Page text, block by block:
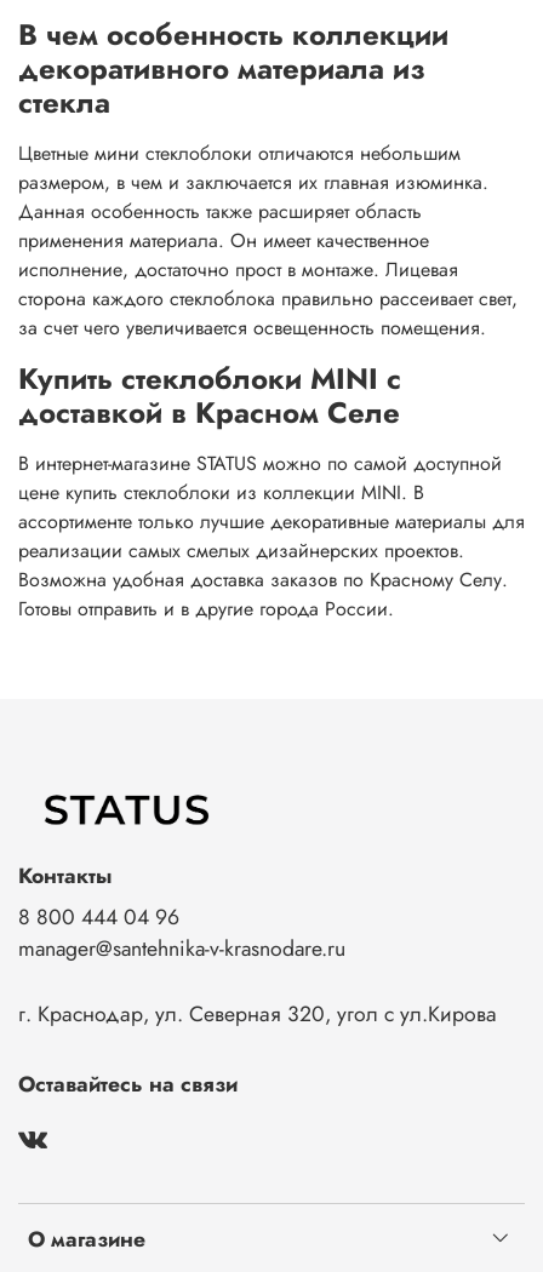
В чем особенность коллекции
декоративного материала из
стекла
Цветные мини стеклоблоки отличаются небольшим
размером, в чем и заключается их главная изюминка.
Данная особенность также расширяет область
применения материала. Он имеет качественное
исполнение, достаточно прост в монтаже. Лицевая
сторона каждого стеклоблока правильно рассеивает свет,
за счет чего увеличивается освещенность помещения.
Купить стеклоблоки MINI с
доставкой в Красном Селе
В интернет-магазине STATUS можно по самой доступной
цене купить стеклоблоки из коллекции MINI. В
ассортименте только лучшие декоративные материалы для
реализации самых смелых дизайнерских проектов.
Возможна удобная доставка заказов по Красному Селу.
Готовы отправить и в другие города России.
О магазине
Контакты
8 800 444 04 96
manager@santehnika-v-krasnodare.ru
г. Краснодар, ул. Северная 320, угол с ул.Кирова
Оставайтесь на связи